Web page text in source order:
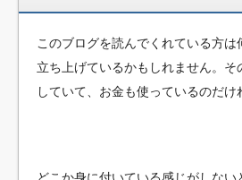
このブログを読んでくれている方は
立ち上げているかもしれません。そ
していて、お金も使っているのだけ